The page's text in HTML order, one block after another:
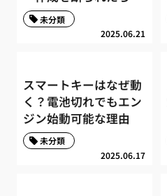
2025.06.21
未分類
スマートキーはなぜ動
く？電池切れでもエン
ジン始動可能な理由
2025.06.17
未分類